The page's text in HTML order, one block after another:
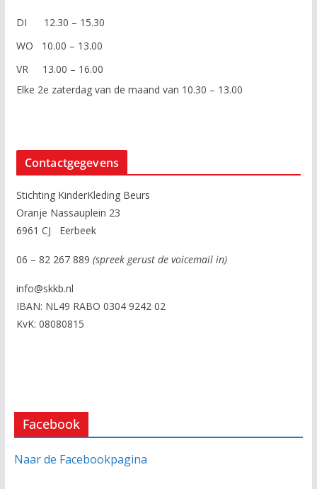
DI 12.30 – 15.30
WO 10.00 – 13.00
VR 13.00 – 16.00
Elke 2e zaterdag van de maand van 10.30 – 13.00
Contactgegevens
Stichting KinderKleding Beurs
Oranje Nassauplein 23
6961 CJ Eerbeek
06 – 82 267 889 (spreek gerust de voicemail in)
info@skkb.nl
IBAN: NL49 RABO 0304 9242 02
KvK: 08080815
Facebook
Naar de Facebookpagina